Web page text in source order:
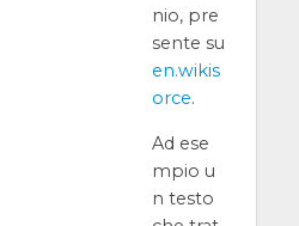
nio, pre
sente su
en.wikis
orce.
Ad ese
mpio u
n testo